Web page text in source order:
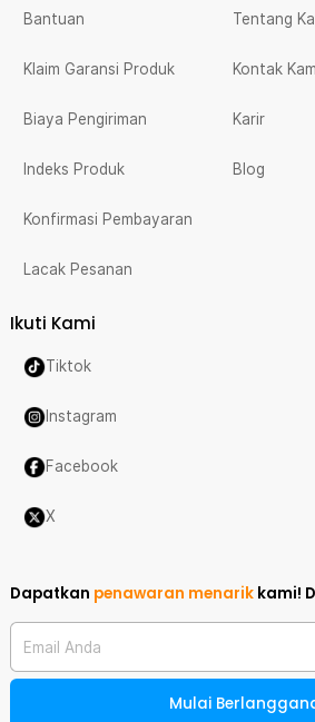
Bantuan
Klaim Garansi Produk
Biaya Pengiriman
Indeks Produk
Konfirmasi Pembayaran
Lacak Pesanan
Tentang
Kontak
Karir
Blog
Ikuti Kami
Tiktok
Instagram
Facebook
X
Dapatkan penawaran menarik kami!
Email Anda
Mulai